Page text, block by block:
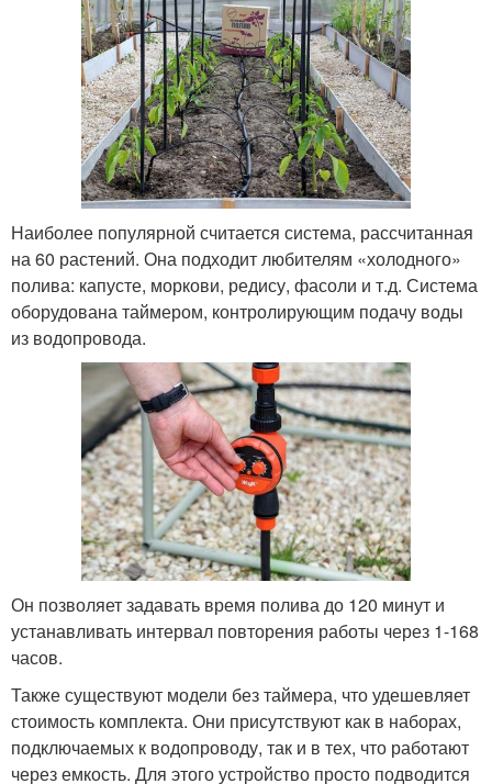
Наиболее популярной считается система, рассчитанная
на 60 растений. Она подходит любителям «холодного»
полива: капусте, моркови, редису, фасоли и т.д. Система
оборудована таймером, контролирующим подачу воды
из водопровода.
Он позволяет задавать время полива до 120 минут и
устанавливать интервал повторения работы через 1-168
часов.
Также существуют модели без таймера, что удешевляет
стоимость комплекта. Они присутствуют как в наборах,
подключаемых к водопроводу, так и в тех, что работают
через емкость. Для этого устройство просто подводится